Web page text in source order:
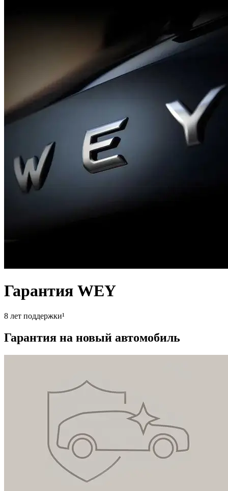
Гарантия WEY
8 лет поддержки¹
Гарантия на новый автомобиль